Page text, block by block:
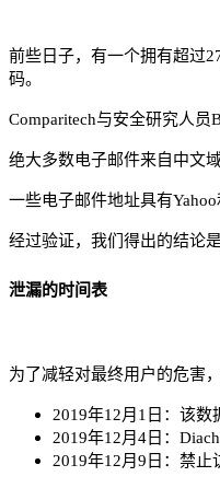
前些日子，有一个拥有超过
码。
Comparitech与安全研究人员
绝大多数电子邮件来自中文
一些电子邮件地址具有
经过验证，我们得出的结论
泄漏的时间表
为了减轻对最终用户的危害
2019年12月1日：该数
2019年12月4日：
2019年12月9日：禁止